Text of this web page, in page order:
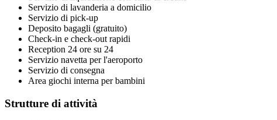
Servizio di lavanderia a domicilio
Servizio di pick-up
Deposito bagagli (gratuito)
Check-in e check-out rapidi
Reception 24 ore su 24
Servizio navetta per l'aeroporto
Servizio di consegna
Area giochi interna per bambini
Strutture di attività